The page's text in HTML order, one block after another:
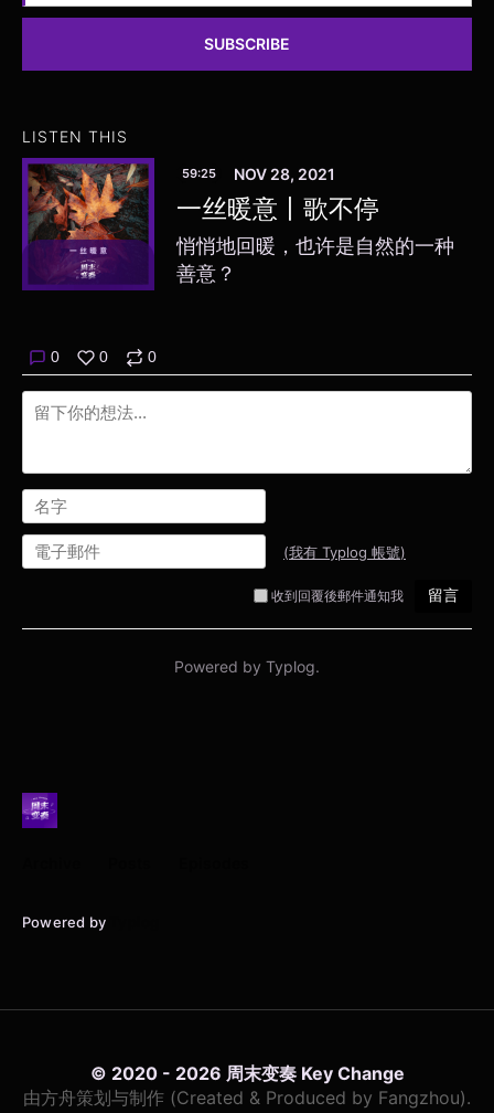
SUBSCRIBE
LISTEN THIS
59:25 NOV 28, 2021
一丝暖意丨歌不停
悄悄地回暖，也许是自然的一种
善意？
Powered by
© 2020 - 2026 周末变奏 Key Change
由方舟策划与制作 (Created & Produced by Fangzhou).